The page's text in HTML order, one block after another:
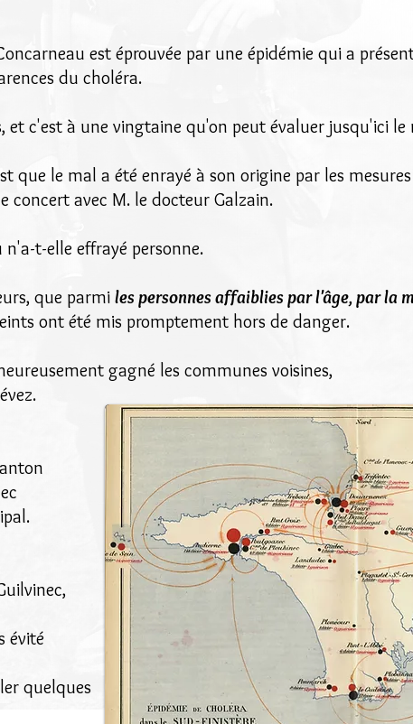
est éprouvée par une épidémie qui a
du choléra.
et c'est à une vingtaine qu'on peut évaluer jusqu'ici le
que le mal a été enrayé à son origine par les
concert avec M. le docteur Galzain.
t-elle effrayé personne.
que parmi les personnes affaiblies par l'âge, par la
ont été mis promptement hors de danger.
gagné les communes voisines,
évité
quelques